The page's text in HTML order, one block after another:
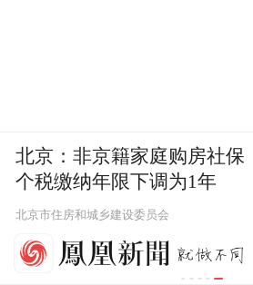
北京：非京籍家庭购房社保
个税缴纳年限下调为1年
北京市住房和城乡建设委员会